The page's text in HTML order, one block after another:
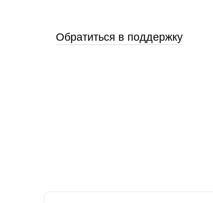
Обратиться в поддержку